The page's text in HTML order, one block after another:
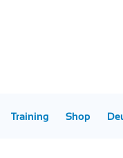
Training Shop